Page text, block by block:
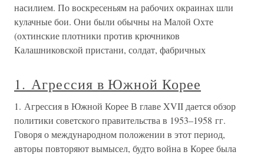
насилием. По воскресеньям на рабочих окраинах шли
кулачные бои. Они были обычны на Малой Охте
(охтинские плотники против крючников
Калашниковской пристани, солдат, фабричных
1. Агрессия в Южной Корее
1. Агрессия в Южной Корее В главе XVII дается обзор
политики советского правительства в 1953–1958 гг.
Говоря о международном положении в этот период,
авторы повторяют вымысел, будто война в Корее была